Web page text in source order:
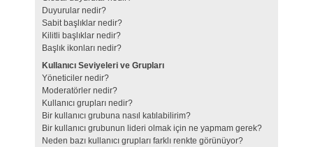
Duyurular nedir?
Sabit başlıklar nedir?
Kilitli başlıklar nedir?
Başlık ikonları nedir?
Kullanıcı Seviyeleri ve Grupları
Yöneticiler nedir?
Moderatörler nedir?
Kullanıcı grupları nedir?
Bir kullanıcı grubuna nasıl katılabilirim?
Bir kullanıcı grubunun lideri olmak için ne yapmam gerek?
Neden bazı kullanıcı grupları farklı renkte görünüyor?